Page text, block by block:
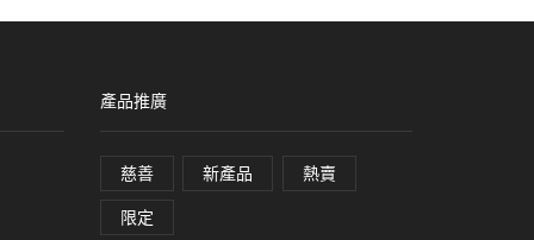
產品推廣
慈善 新產品 熱賣
限定